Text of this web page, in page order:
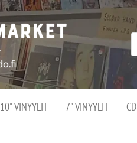
Stupido
Market –
verkossa
ja
kivijalassa
Stupido Market on
vaihtoehtomusaan
erikoistunut
verkko- sekä
kivijalkakauppa
Helsingissä
Kallion
10" VINYYLIT 7" VINYYLIT CD